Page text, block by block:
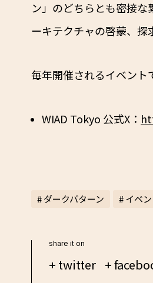
ン」のどちらとも密接
ーキテクチャの啓蒙、探
毎年開催されるイベント
WIAD Tokyo 公式X：
# ダークパターン # イベ
share it on
+ twitter +